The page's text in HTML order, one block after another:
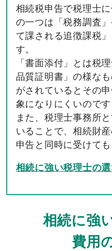
相続税申告で税理士
の一つは「税務調査
て課される追徴課税
す。
「書面添付」とは税
品質証明書」の様な
がされているとその
象になりにくいのです
また、税理士事務所
いることで、相続財
申告と同時に受けても
相続に強い税理士の
相続に強
費用